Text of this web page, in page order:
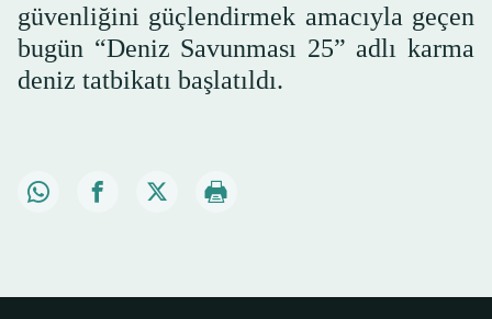
güvenliğini güçlendirmek amacıyla geçen
bugün “Deniz Savunması 25” adlı karma
deniz tatbikatı başlatıldı.